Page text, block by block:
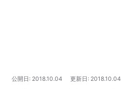
公開日: 2018.10.04 更新日: 2018.10.04